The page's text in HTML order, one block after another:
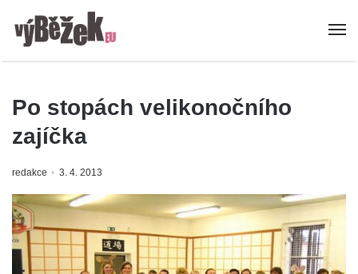
Po stopách velikonočního
zajíčka
redakce 3. 4. 2013